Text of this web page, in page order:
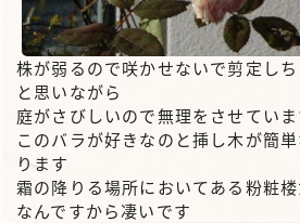
株が弱るので咲かせないで剪定し
と思いながら
庭がさびしいので無理をさせていま
このバラが好きなのと挿し木が簡
ります
霜の降りる場所においてある粉粧
なんですから凄いです